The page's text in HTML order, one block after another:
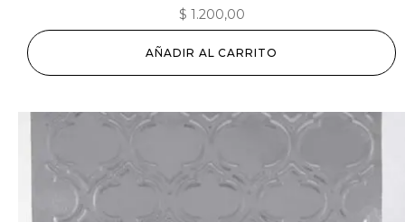
$ 1.200,00
AÑADIR AL CARRITO